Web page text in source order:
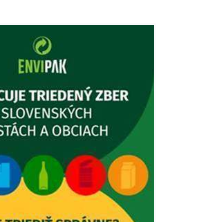
dôvodu čerpania dovolenky. Akútne
5. 8. sa bude zvážať komunálny odpad.
5. 8. sa zváža komunálny odpad.